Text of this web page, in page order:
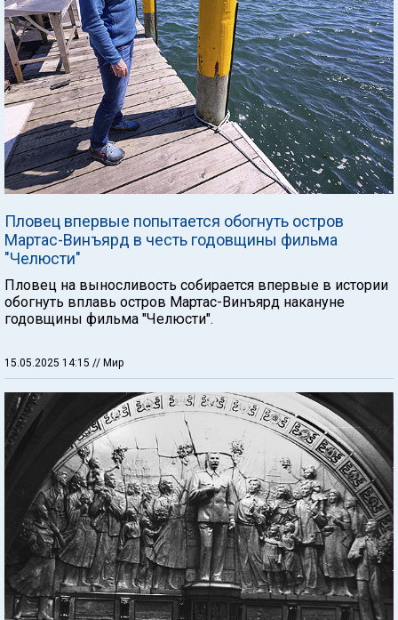
Пловец впервые попытается обогнуть остров
Мартас-Винъярд в честь годовщины фильма
"Челюсти"
Пловец на выносливость собирается впервые в истории
обогнуть вплавь остров Мартас-Винъярд накануне
годовщины фильма "Челюсти".
15.05.2025 14:15 // Мир